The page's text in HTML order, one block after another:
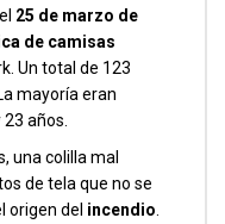
25 de marzo de
de camisas
Un total de 123
mayoría eran
años.
una colilla mal
de tela que no se
origen del incendio